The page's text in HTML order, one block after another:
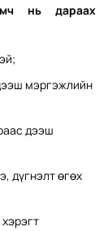
нь дараах
мэргэжлийн
дээш
дүгнэлт өгөх